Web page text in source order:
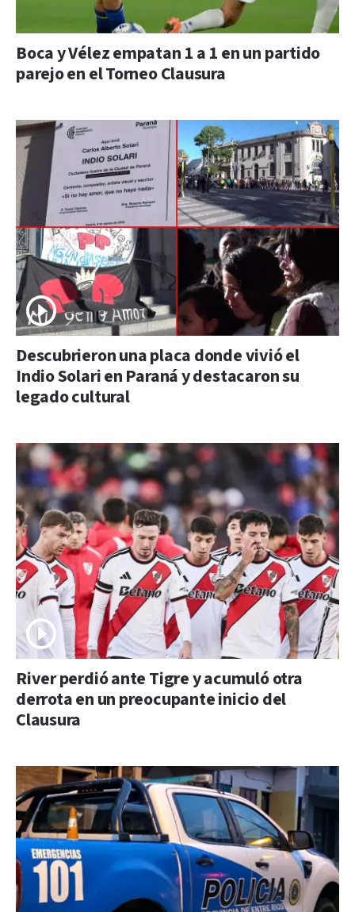
Boca y Vélez empatan 1 a 1 en un partido
parejo en el Torneo Clausura
Descubrieron una placa donde vivió el
Indio Solari en Paraná y destacaron su
legado cultural
River perdió ante Tigre y acumuló otra
derrota en un preocupante inicio del
Clausura